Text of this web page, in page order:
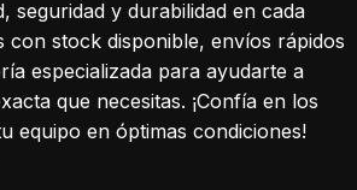
seguridad y durabilidad en cada
con stock disponible, envíos rápidos
especializada para ayudarte a
que necesitas. ¡Confía en los
equipo en óptimas condiciones!